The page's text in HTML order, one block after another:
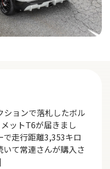
ションで落札したボル
ットT6が届きまし
で走行距離3,353キロ
いて常連さんが購入さ